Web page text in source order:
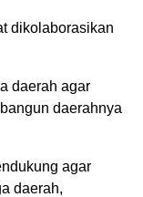
dikolaborasikan
daerah agar
daerahnya
agar
daerah,